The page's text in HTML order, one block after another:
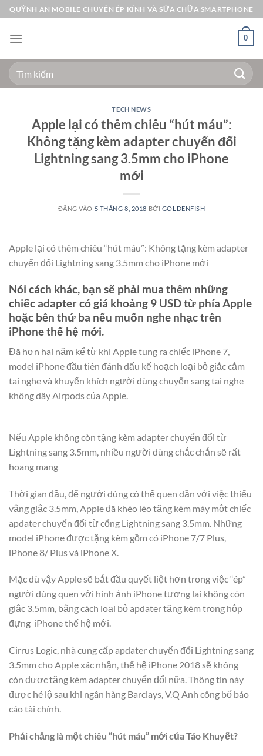
Bỏ
qua
nội
QUỲNH AN MOBILE CHUYÊN ÉP KÍNH VÀ SỬA CHỮA SMARTPHONE
0
Tìm
kiếm:
TECH NEWS
Apple lại có thêm chiêu “hút máu”:
Không tặng kèm adapter chuyển đổi
Lightning sang 3.5mm cho iPhone
mới
ĐĂNG VÀO 5 THÁNG 8, 2018 BỞI GOLDENFISH
Apple lại có thêm chiêu “hút máu”: Không tặng kèm adapter
chuyển đổi Lightning sang 3.5mm cho iPhone mới
Nói cách khác, bạn sẽ phải mua thêm những
chiếc adapter có giá khoảng 9 USD từ phía Apple
hoặc bên thứ ba nếu muốn nghe nhạc trên
iPhone thế hệ mới.
Đã hơn hai năm kể từ khi Apple tung ra chiếc iPhone 7,
model iPhone đầu tiên đánh dấu kế hoạch loại bỏ giắc cắm
tai nghe và khuyến khích người dùng chuyển sang tai nghe
không dây Airpods của Apple.
Nếu Apple không còn tặng kèm adapter chuyển đổi từ
Lightning sang 3.5mm, nhiều người dùng chắc chắn sẽ rất
hoang mang
Thời gian đầu, để người dùng có thể quen dần với việc thiếu
vắng giắc 3.5mm, Apple đã khéo léo tặng kèm máy một chiếc
apdater chuyển đổi từ cổng Lightning sang 3.5mm. Những
model iPhone được tặng kèm gồm có iPhone 7/7 Plus,
iPhone 8/ Plus và iPhone X.
Mặc dù vậy Apple sẽ bắt đầu quyết liệt hơn trong việc “ép”
người dùng quen với hình ảnh iPhone tương lai không còn
giắc 3.5mm, bằng cách loại bỏ apdater tặng kèm trong hộp
đựng iPhone thế hệ mới.
Cirrus Logic, nhà cung cấp apdater chuyển đổi Lightning sang
3.5mm cho Apple xác nhận, thế hệ iPhone 2018 sẽ không
còn được tặng kèm adapter chuyển đổi nữa. Thông tin này
được hé lộ sau khi ngân hàng Barclays, V.Q Anh công bố báo
cáo tài chính.
Phải chăng là một chiêu “hút máu” mới của Táo Khuyết?